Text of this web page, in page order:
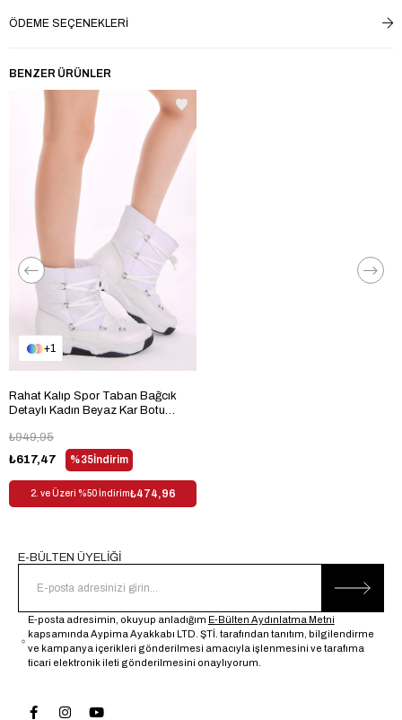
ÖDEME SEÇENEKLERI
BENZER ÜRÜNLER
1
Rahat Kalıp Spor Taban Bağcık
Detaylı Kadın Beyaz Kar Botu
%35İndirim
₺617,47
₺949,95
2. ve Üzeri %50 İndirim₺474,96
E-BÜLTEN ÜYELİĞİ
E-posta adresimin, okuyup anladığım E-Bülten Aydınlatma Metni
kapsamında Aypima Ayakkabı LTD. ŞTİ. tarafından tanıtım, bilgilendirme
ve kampanya içerikleri gönderilmesi amacıyla işlenmesini ve tarafıma
ticari elektronik ileti gönderilmesini onaylıyorum.